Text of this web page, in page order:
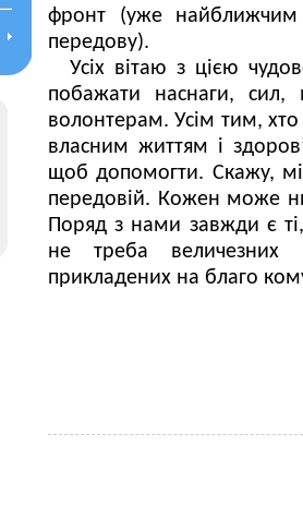
фронт (уже найближчим
передову).
Усіх вітаю з цією
побажати наснаги, сил,
волонтерам. Усім тим,
власним життям і
щоб допомогти. Скажу,
передовій. Кожен може
Поряд з нами завжди є
не треба величезних
прикладених на благо